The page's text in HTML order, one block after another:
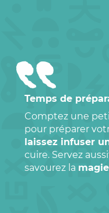
Temps de
Comptez une
pour préparer
laissez infuser
cuire. Servez
savourez la